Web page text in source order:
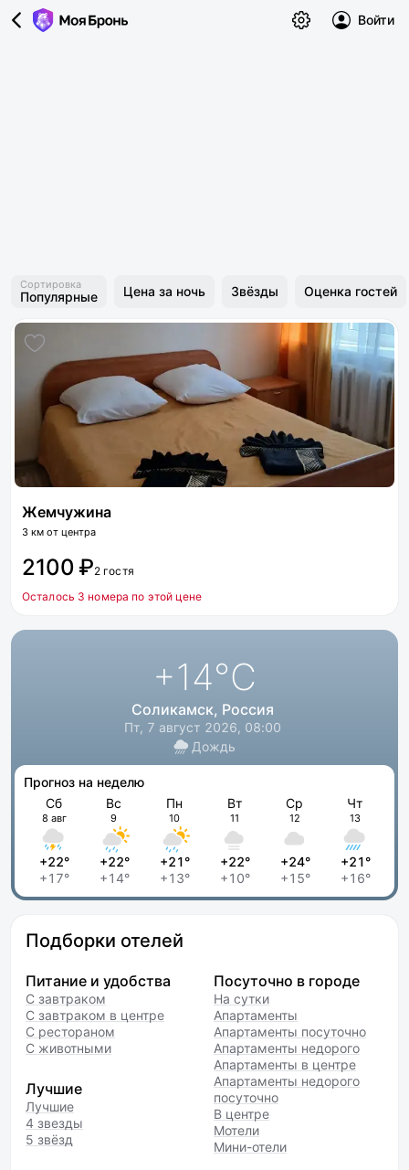
Войти
Сортировка
Популярные Цена за ночь Звёзды Оценка гостей
Жемчужина
3 км от центра
2100 ₽2 гостя
Осталось 3 номера по этой цене
+14°C
Соликамск, Россия
Пт, 7 август 2026, 08:00
Дождь
Прогноз на неделю
Сб
8 авг
+22°
+17°
Вс
9
+22°
+14°
Пн
10
+21°
+13°
Вт
11
+22°
+10°
Ср
12
+24°
+15°
Чт
13
+21°
+16°
Подборки отелей
Питание и удобства
С завтраком
С завтраком в центре
С рестораном
С животными
Лучшие
Лучшие
4 звезды
5 звёзд
Посуточно в городе
На сутки
Апартаменты
Апартаменты посуточно
Апартаменты недорого
Апартаменты в центре
Апартаменты недорого
посуточно
В центре
Мотели
Мини-отели